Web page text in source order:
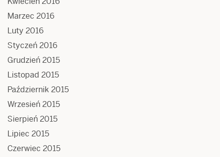
Marzec 2016
Luty 2016
Styczeń 2016
Grudzień 2015
Listopad 2015
Październik 2015
Wrzesień 2015
Sierpień 2015
Lipiec 2015
Czerwiec 2015